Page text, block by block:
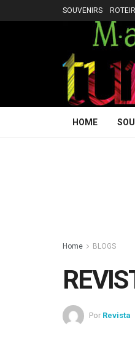
SOUVENIRS
HOME
Home BLOGS
Por Revista